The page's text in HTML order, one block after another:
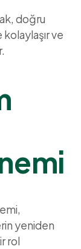
doğru
ve
yeniden
rol